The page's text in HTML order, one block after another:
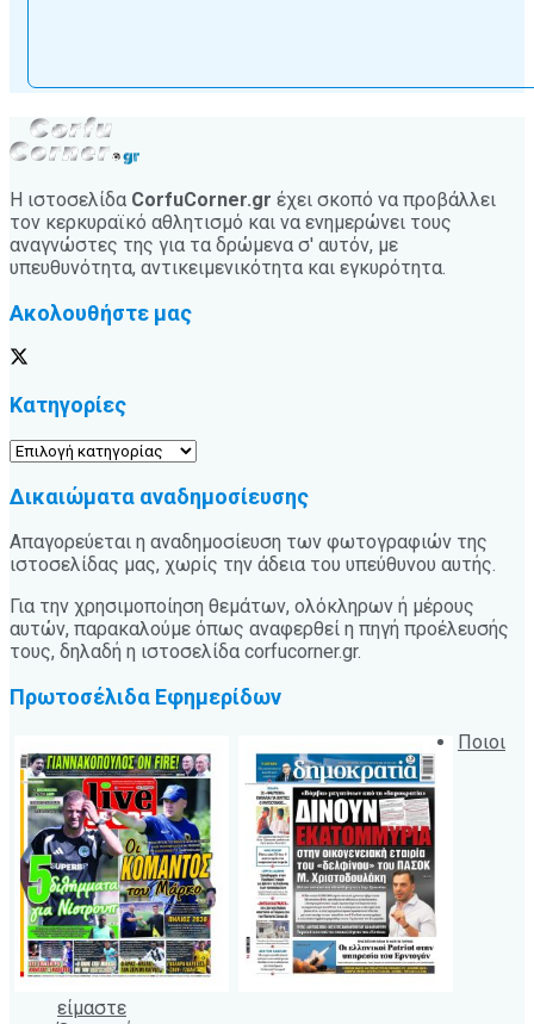
Η ιστοσελίδα CorfuCorner.gr έχει σκοπό να προβάλλει
τον κερκυραϊκό αθλητισμό και να ενημερώνει τους
αναγνώστες της για τα δρώμενα σ' αυτόν, με
υπευθυνότητα, αντικειμενικότητα και εγκυρότητα.
Ακολουθήστε μας
Κατηγορίες
Κατηγορίες
Δικαιώματα αναδημοσίευσης
Απαγορεύεται η αναδημοσίευση των φωτογραφιών της
ιστοσελίδας μας, χωρίς την άδεια του υπεύθυνου αυτής.
Για την χρησιμοποίηση θεμάτων, ολόκληρων ή μέρους
αυτών, παρακαλούμε όπως αναφερθεί η πηγή προέλευσής
τους, δηλαδή η ιστοσελίδα corfucorner.gr.
Πρωτοσέλιδα Εφημερίδων
Ποιοι
είμαστε